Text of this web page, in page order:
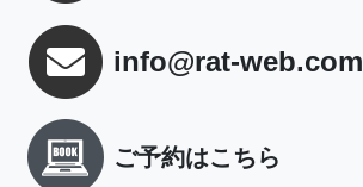
info@rat-web.com
ご予約はこちら